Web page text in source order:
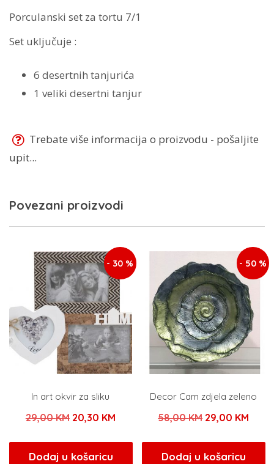
Porculanski set za tortu 7/1
Set uključuje :
6 desertnih tanjurića
1 veliki desertni tanjur
Trebate više informacija o proizvodu - pošaljite
upit...
Povezani proizvodi
- 30 %
In art okvir za sliku
29,00KM Izvorna
bila
20,30 KMTrenutna
Dodaj u košaricu
- 50 %
Decor Cam zdjela zeleno
58,00KM Izvorna
bila
29,00 KM
Dodaj u košaricu